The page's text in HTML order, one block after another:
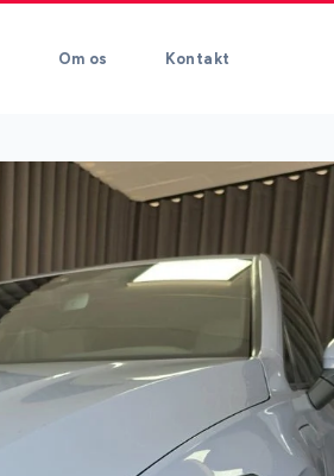
Om os Kontakt